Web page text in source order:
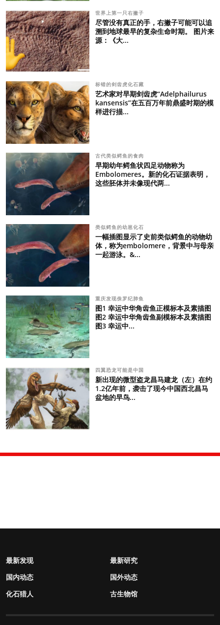
世界上第一只右撇子
尽管没有真正的手，右撇子可能可以追
溯到地球最早的复杂生命时期。 图片来
源：《大...
标错的剑齿虎化石藏
艺术家对早期剑齿虎“Adelphailurus
kansensis”在五百万年前鼎盛时期的模
样进行描...
古代类似鳄鱼的食肉
早期幼年鳄鱼状四足动物称为
Embolomeres。新的化石证据表明，
这些胚体并未像现代两...
类似鳄鱼的幼崽化石
一幅插图显示了史前类似鳄鱼的动物幼
体，称为embolomere，背景中与母亲
一起游泳。&...
重庆发现侏罗纪肺鱼
图1 幸运中华角齿鱼正模标本及素描图
图2 幸运中华角齿鱼副模标本及素描图
图3 幸运中...
四翼恐龙可能是中国
新出现的微型盗龙昌马建龙（左）在约
1.2亿年前，袭击了现今中国西北昌马
盆地的早鸟...
最新发现
最新研究
国内动态
国外动态
化石猎人
古生物馆